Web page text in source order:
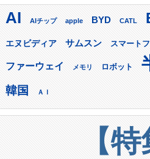
AI AIチップ apple BYD CATL
エヌビディア サムスン スマート
ファーウェイ メモリ ロボット
韓国 ＡＩ
【